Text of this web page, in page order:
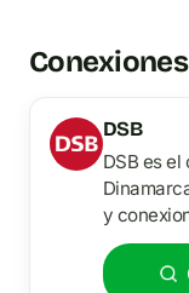
DSB
DSB es
y